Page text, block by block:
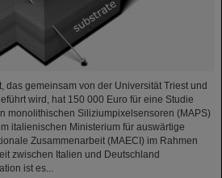
das gemeinsam von der Universität Triest und
wird, hat 150 000 Euro für eine Studie
monolithischen Siliziumpixelsensoren (MAPS)
italienischen Ministerium für auswärtige
Zusammenarbeit (MAECI) im Rahmen
zwischen Italien und Deutschland
ist es...